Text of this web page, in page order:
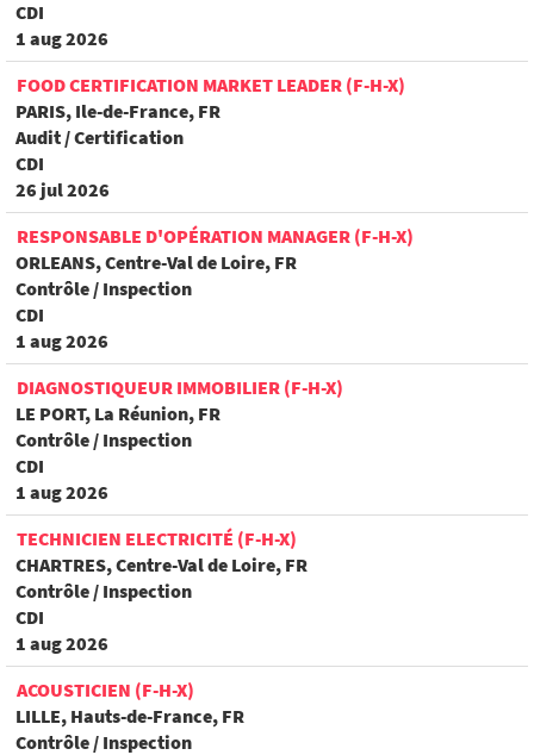
CDI
1 aug 2026
FOOD CERTIFICATION MARKET LEADER (F-H-X)
PARIS, Ile-de-France, FR
Audit / Certification
CDI
26 jul 2026
RESPONSABLE D'OPÉRATION MANAGER (F-H-X)
ORLEANS, Centre-Val de Loire, FR
Contrôle / Inspection
CDI
1 aug 2026
DIAGNOSTIQUEUR IMMOBILIER (F-H-X)
LE PORT, La Réunion, FR
Contrôle / Inspection
CDI
1 aug 2026
TECHNICIEN ELECTRICITÉ (F-H-X)
CHARTRES, Centre-Val de Loire, FR
Contrôle / Inspection
CDI
1 aug 2026
ACOUSTICIEN (F-H-X)
LILLE, Hauts-de-France, FR
Contrôle / Inspection